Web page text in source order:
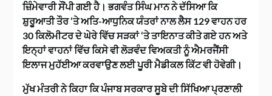
ਜ਼ਿੰਮੇਵਾਰੀ ਸੌਂਪੀ ਗਈ ਹੈ। ਭਗਵੰਤ ਸਿੰਘ ਮਾਨ ਨੇ ਦੱਸਿਆ ਕਿ
ਸ਼ੁਰੂਆਤੀ ਤੌਰ ‘ਤੇ ਅਤਿ-ਆਧੁਨਿਕ ਯੰਤਰਾਂ ਨਾਲ ਲੈਸ 129 ਵਾਹਨ ਹਰ
30 ਕਿਲੋਮੀਟਰ ਦੇ ਘੇਰੇ ਵਿੱਚ ਸੜਕਾਂ ‘ਤੇ ਤਾਇਨਾਤ ਕੀਤੇ ਗਏ ਹਨ ਅਤੇ
ਇਨ੍ਹਾਂ ਵਾਹਨਾਂ ਵਿੱਚ ਕਿਸੇ ਵੀ ਲੋੜਵੰਦ ਵਿਅਕਤੀ ਨੂੰ ਐਮਰਜੈਂਸੀ
ਇਲਾਜ ਮੁਹੱਈਆ ਕਰਵਾਉਣ ਲਈ ਪੂਰੀ ਮੈਡੀਕਲ ਕਿੱਟ ਵੀ ਹੋਵੇਗੀ।
ਮੁੱਖ ਮੰਤਰੀ ਨੇ ਕਿਹਾ ਕਿ ਪੰਜਾਬ ਸਰਕਾਰ ਸੂਬੇ ਦੀ ਸਿੱਖਿਆ ਪ੍ਰਣਾਲੀ